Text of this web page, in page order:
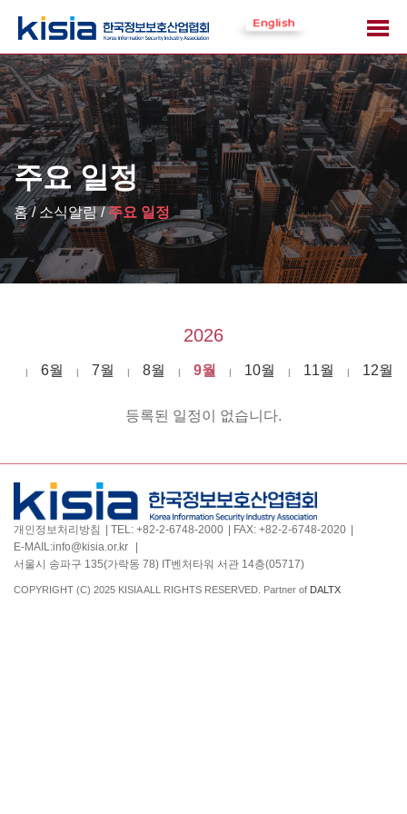
주요 일정
홈 / 소식알림 /주요 일정
2026
6월 7월 8월 9월 10월 11월 12월
등록된 일정이 없습니다.
개인정보처리방침 TEL: +82-2-6748-2000 FAX: +82-2-6748-2020
E-MAIL:info@kisia.or.kr
서울시 송파구 135(가락동 78) IT벤처타워 서관 14층(05717)
COPYRIGHT (C) 2025 KISIA ALL RIGHTS RESERVED. Partner of DALTX